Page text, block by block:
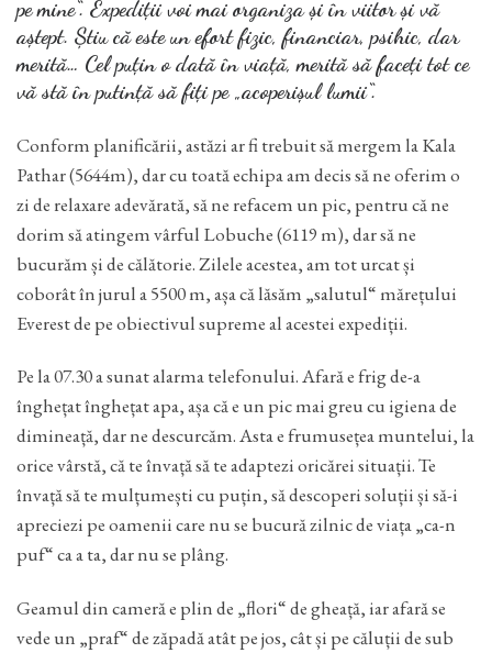
pe mine“. Expediții voi mai organiza și în viitor și vă
aștept. Știu că este un efort fizic, financiar, psihic, dar
merită… Cel puțin o dată în viață, merită să faceți tot ce
vă stă în putință să fiți pe „acoperișul lumii“.
Conform planificării, astăzi ar fi trebuit să mergem la Kala
Pathar (5644m), dar cu toată echipa am decis să ne oferim o
zi de relaxare adevărată, să ne refacem un pic, pentru că ne
dorim să atingem vârful Lobuche (6119 m), dar să ne
bucurăm și de călătorie. Zilele acestea, am tot urcat și
coborât în jurul a 5500 m, așa că lăsăm „salutul“ mărețului
Everest de pe obiectivul supreme al acestei expediții.
Pe la 07.30 a sunat alarma telefonului. Afară e frig de-a
înghețat înghețat apa, așa că e un pic mai greu cu igiena de
dimineață, dar ne descurcăm. Asta e frumusețea muntelui, la
orice vârstă, că te învață să te adaptezi oricărei situații. Te
învață să te mulțumești cu puțin, să descoperi soluții și să-i
apreciezi pe oamenii care nu se bucură zilnic de viața „ca-n
puf“ ca a ta, dar nu se plâng.
Geamul din cameră e plin de „flori“ de gheață, iar afară se
vede un „praf“ de zăpadă atât pe jos, cât și pe căluții de sub